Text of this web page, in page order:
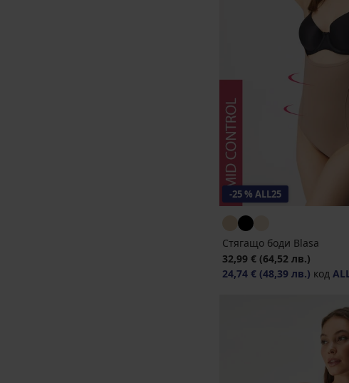
-25 % ALL25
Стягащо боди Blasa
32,99 € (64,52 лв.)
24,74 € (48,39 лв.) код